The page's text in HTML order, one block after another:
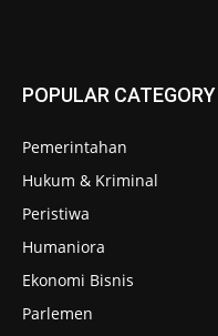
POPULAR CATEGORY
Pemerintahan
Hukum & Kriminal
Peristiwa
Humaniora
Ekonomi Bisnis
Parlemen